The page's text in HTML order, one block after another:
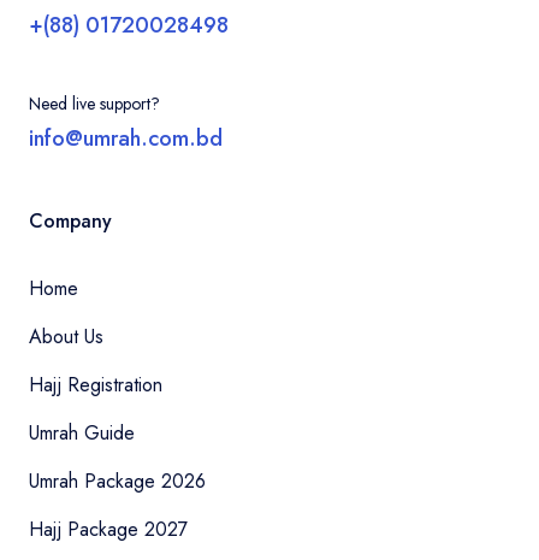
+(88) 01720028498
Need live support?
info@umrah.com.bd
Company
Home
About Us
Hajj Registration
Umrah Guide
Umrah Package 2026
Hajj Package 2027